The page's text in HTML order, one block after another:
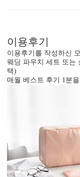
내용 인쇄
기본 인쇄 내용(인사말,
이용후기
이용후기를 작성하신
웨딩 파우치 세트 또는
택)
매월 베스트 후기 1분